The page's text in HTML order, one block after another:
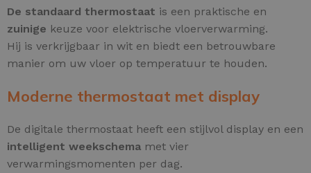
De standaard thermostaat is een praktische en
zuinige keuze voor elektrische vloerverwarming.
Hij is verkrijgbaar in wit en biedt een betrouwbare
manier om uw vloer op temperatuur te houden.
Moderne thermostaat met display
De digitale thermostaat heeft een stijlvol display en een
intelligent weekschema met vier
verwarmingsmomenten per dag.